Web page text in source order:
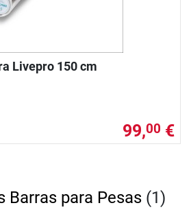
Livepro 150 cm
99,00 €
Barras para Pesas (1)